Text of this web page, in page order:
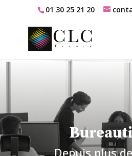
01 30 25 21 20
Depuis plus